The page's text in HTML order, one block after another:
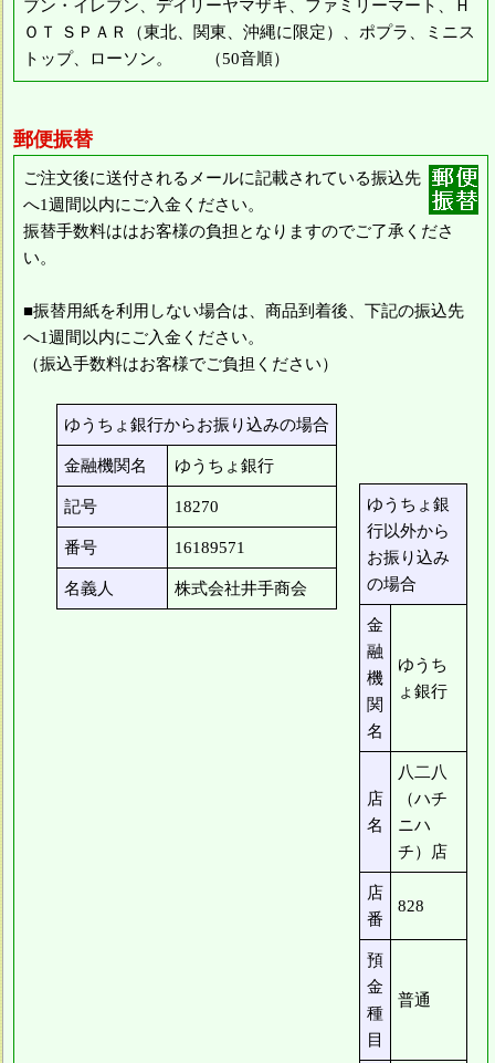
ブン・イレブン、デイリーヤマザキ、ファミリーマート、Ｈ
ＯＴ ＳＰＡＲ（東北、関東、沖縄に限定）、ポプラ、ミニス
トップ、ローソン。 （50音順）
郵便振替
ご注文後に送付されるメールに記載されている振込先
へ1週間以内にご入金ください。
振替手数料ははお客様の負担となりますのでご了承くださ
い。
■振替用紙を利用しない場合は、商品到着後、下記の振込先
へ1週間以内にご入金ください。
（振込手数料はお客様でご負担ください）
ゆうちょ銀行からお振り込みの場合
金融機関名 ゆうちょ銀行
記号 18270
番号 16189571
名義人 株式会社井手商会
ゆうちょ銀
行以外から
お振り込み
の場合
金
融
機
関
名
ゆうち
ょ銀行
店
名
八二八
（ハチ
ニハ
チ）店
店
番
828
預
金
種
目
普通